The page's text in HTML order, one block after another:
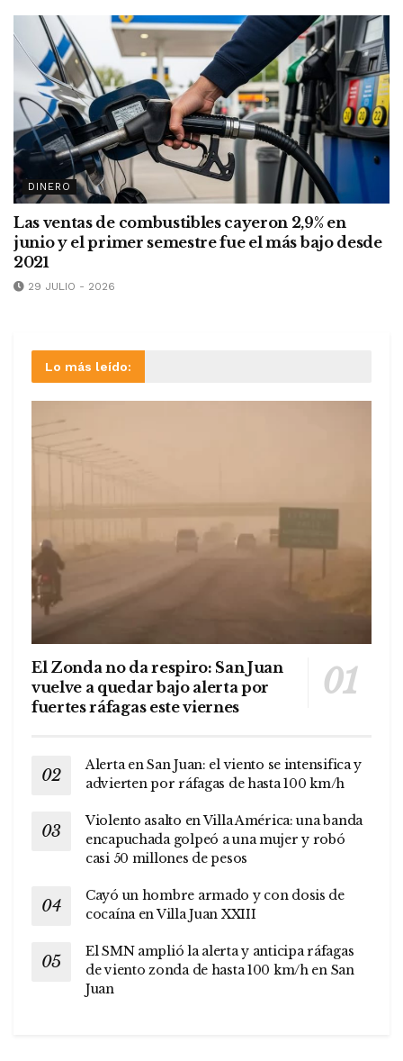
DINERO
Las ventas de combustibles cayeron 2,9% en
junio y el primer semestre fue el más bajo desde
2021
29 JULIO - 2026
Lo más leído:
El Zonda no da respiro: San Juan
vuelve a quedar bajo alerta por
fuertes ráfagas este viernes
Alerta en San Juan: el viento se intensifica y
advierten por ráfagas de hasta 100 km/h
Violento asalto en Villa América: una banda
encapuchada golpeó a una mujer y robó
casi 50 millones de pesos
Cayó un hombre armado y con dosis de
cocaína en Villa Juan XXIII
El SMN amplió la alerta y anticipa ráfagas
de viento zonda de hasta 100 km/h en San
Juan